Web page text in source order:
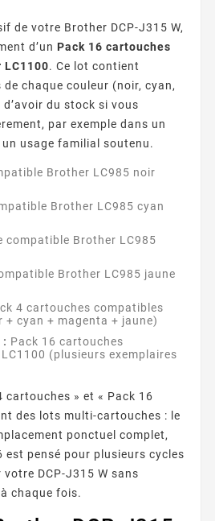
de votre Brother DCP-J315 W,
d’un Pack 16 cartouches
. Ce lot contient
chaque couleur (noir, cyan,
du stock si vous
par exemple dans un
usage familial soutenu.
Brother LC985 noir
Brother LC985 cyan
compatible Brother LC985
Brother LC985 jaune
4 cartouches compatibles
+ cyan + magenta + jaune)
: Pack 16 cartouches
(plusieurs exemplaires
cartouches » et « Pack 16
des lots multi-cartouches : le
ponctuel complet,
est pensé pour plusieurs cycles
DCP-J315 W sans
chaque fois.